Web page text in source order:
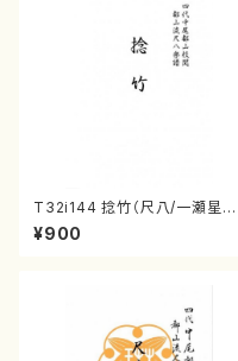
T32i144 捻竹（尺八/一瀬星山/
尺八/都山式譜）都山流公刊楽譜
曲番:593
¥900